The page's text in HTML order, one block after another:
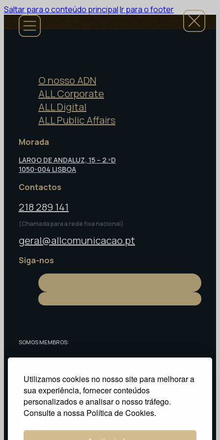
Utilizamos cookies no nosso site para melhorar a
sua experiência, fornecer conteúdos
personalizados e analisar o nosso tráfego.
Consulte a nossa Política de Cookies.
Saltar para o conteúdo principalIr para o footer
O nosso ADN
ALL Corporate
ALL Digital
ALL Public Affairs
Morada
LARGO DE ANDALUZ, 15 – 2.ºD
1050-004 LISBOA
Contactos
218 289 141
(Chamada para a rede fixa nacional)
geral@allcomunicacao.pt
Siga-nos
SOMOS MEMBROS:
RECONHECIDOS COMO: